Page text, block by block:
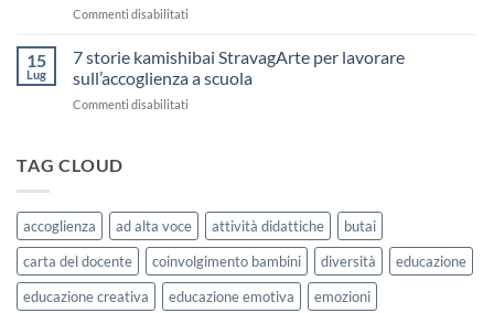
sceglierle
Commenti disabilitati
Kamishibai
Gratis
sull’Accoglienza:
Settembre
2026
15
Lug
7 storie kamishibai StravagArte per lavorare
sull’accoglienza a scuola
Commenti disabilitati
lavorare
sull’accoglienza
a
scuola
TAG CLOUD
accoglienza ad alta voce attività didattiche
butai
carta del docente
coinvolgimento bambini diversità
educazione
educazione creativa
educazione emotiva
emozioni